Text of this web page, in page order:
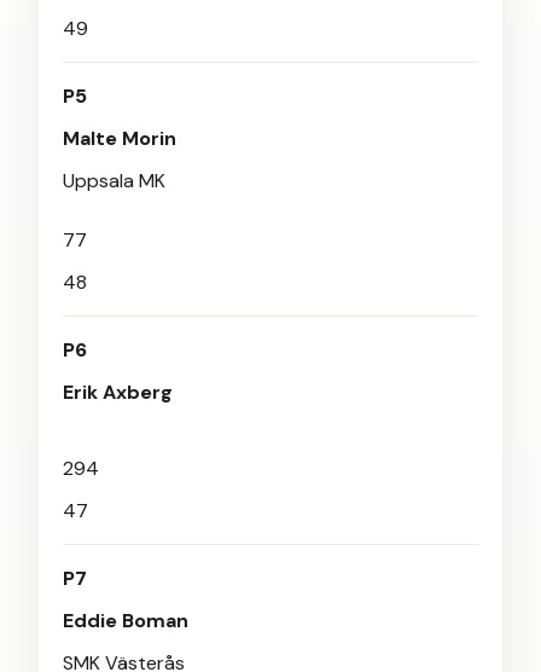
49
P5
Malte Morin
Uppsala MK
77
48
P6
Erik Axberg
294
47
P7
Eddie Boman
SMK Västerås